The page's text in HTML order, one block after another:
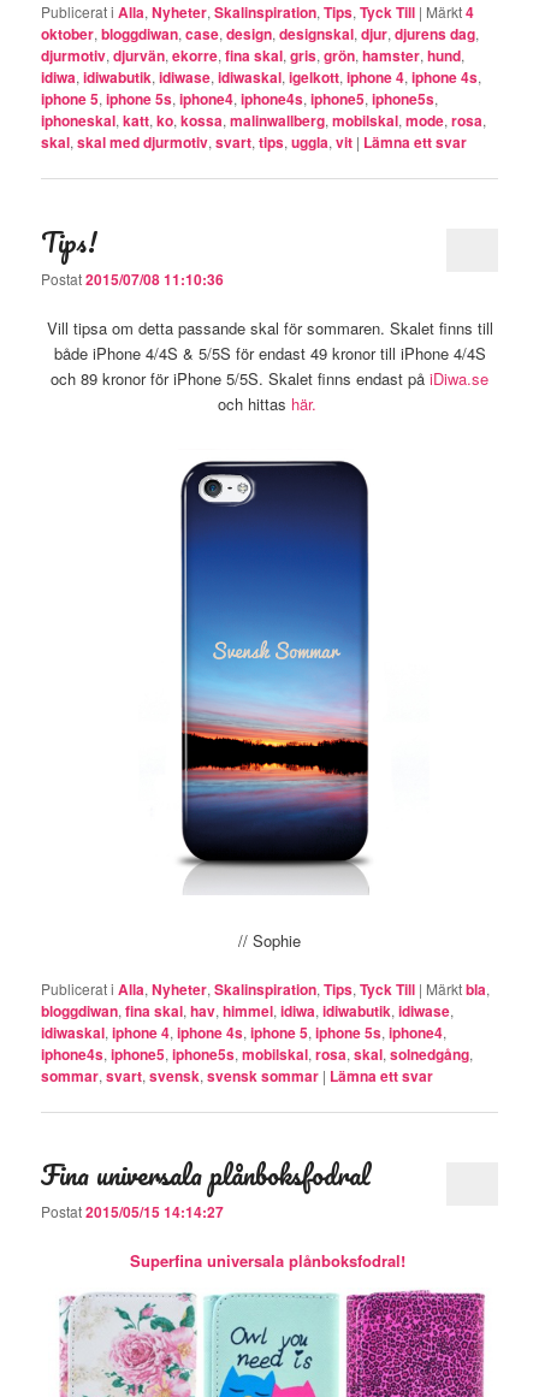
Publicerat i Alla,Nyheter,Skalinspiration,Tips,Tyck Till | Märkt4
oktober,bloggdiwan,case,design,designskal,djur,djurens dag,
djurmotiv,djurvän,ekorre,fina skal,gris,grön,hamster,hund,
idiwa,idiwabutik,idiwase,idiwaskal,igelkott,iphone 4,iphone 4s,
iphone 5,iphone 5s,iphone4,iphone4s,iphone5,iphone5s,
iphoneskal,katt,ko,kossa,malinwallberg,mobilskal,mode,rosa,
skal,skal med djurmotiv,svart,tips,uggla,vit | Lämna ett svar
Tips!
Postat2015/07/08 11:10:36
Vill tipsa om detta passande skal för sommaren. Skalet finns till
både iPhone 4/4S & 5/5S för endast 49 kronor till iPhone 4/4S
och 89 kronor för iPhone 5/5S. Skalet finns endast på iDiwa.se
och hittas här.
// Sophie
Publicerat i Alla,Nyheter,Skalinspiration,Tips,Tyck Till | Märktbla,
bloggdiwan,fina skal,hav,himmel,idiwa,idiwabutik,idiwase,
idiwaskal,iphone 4,iphone 4s,iphone 5,iphone 5s,iphone4,
iphone4s,iphone5,iphone5s,mobilskal,rosa,skal,solnedgång,
sommar,svart,svensk,svensk sommar | Lämna ett svar
Fina universala plånboksfodral
Postat2015/05/15 14:14:27
Superfina universala plånboksfodral!